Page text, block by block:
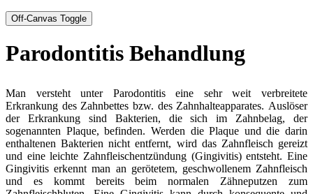
Off-Canvas Toggle
Parodontitis Behandlung
Man versteht unter Parodontitis eine sehr weit verbreitete
Erkrankung des Zahnbettes bzw. des Zahnhalteapparates. Auslöser
der Erkrankung sind Bakterien, die sich im Zahnbelag, der
sogenannten Plaque, befinden. Werden die Plaque und die darin
enthaltenen Bakterien nicht entfernt, wird das Zahnfleisch gereizt
und eine leichte Zahnfleischentzündung (Gingivitis) entsteht. Eine
Gingivitis erkennt man an gerötetem, geschwollenem Zahnfleisch
und es kommt bereits beim normalen Zähneputzen zum